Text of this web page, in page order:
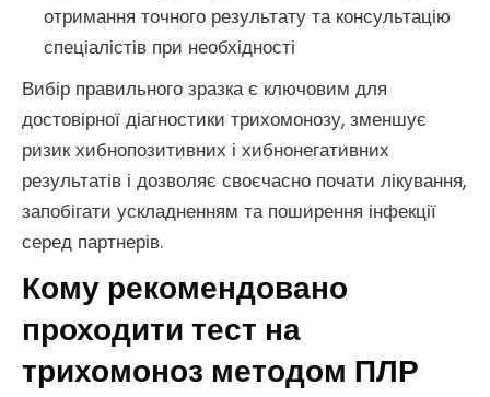
отримання точного результату та консультацію
спеціалістів при необхідності
Вибір правильного зразка є ключовим для
достовірної діагностики трихомонозу, зменшує
ризик хибнопозитивних і хибнонегативних
результатів і дозволяє своєчасно почати лікування,
запобігати ускладненням та поширення інфекції
серед партнерів.
Кому рекомендовано
проходити тест на
трихомоноз методом ПЛР